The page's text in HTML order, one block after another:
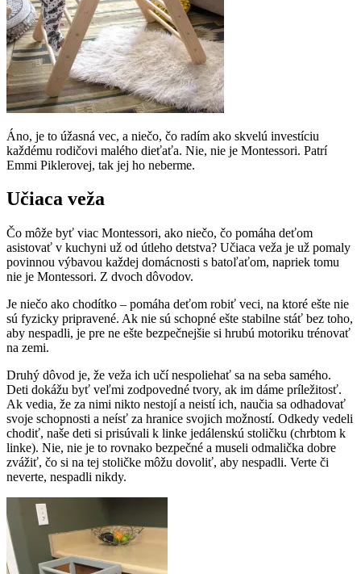
Áno, je to úžasná vec, a niečo, čo radím ako skvelú investíciu
každému rodičovi malého dieťaťa. Nie, nie je Montessori. Patrí
Emmi Piklerovej, tak jej ho neberme.
Učiaca veža
Čo môže byť viac Montessori, ako niečo, čo pomáha deťom
asistovať v kuchyni už od útleho detstva? Učiaca veža je už pomaly
povinnou výbavou každej domácnosti s batoľaťom, napriek tomu
nie je Montessori. Z dvoch dôvodov.
Je niečo ako chodítko – pomáha deťom robiť veci, na ktoré ešte nie
sú fyzicky pripravené. Ak nie sú schopné ešte stabilne stáť bez toho,
aby nespadli, je pre ne ešte bezpečnejšie si hrubú motoriku trénovať
na zemi.
Druhý dôvod je, že veža ich učí nespoliehať sa na seba samého.
Deti dokážu byť veľmi zodpovedné tvory, ak im dáme príležitosť.
Ak vedia, že za nimi nikto nestojí a neistí ich, naučia sa odhadovať
svoje schopnosti a neísť za hranice svojich možností. Odkedy vedeli
chodiť, naše deti si prisúvali k linke jedálenskú stoličku (chrbtom k
linke). Nie, nie je to rovnako bezpečné a museli odmalička dobre
zvážiť, čo si na tej stoličke môžu dovoliť, aby nespadli. Verte či
neverte, nespadli nikdy.